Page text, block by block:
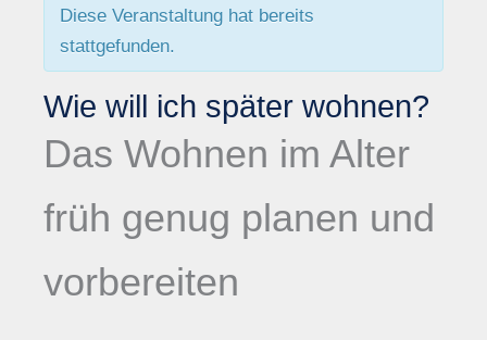
Diese Veranstaltung hat bereits
stattgefunden.
Wie will ich später wohnen?
Das Wohnen im Alter
früh genug planen und
vorbereiten